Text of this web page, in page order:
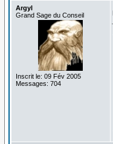
Argyl
Grand Sage du Conseil
Inscrit le: 09 Fév 2005
Messages: 704